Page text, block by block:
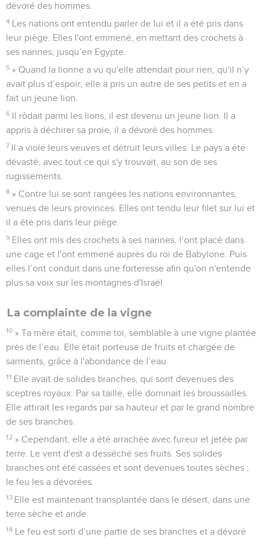
dévoré des hommes.
4 Les nations ont entendu parler de lui et il a été pris dans
leur piège. Elles l'ont emmené, en mettant des crochets à
ses narines, jusqu’en Egypte.
5 » Quand la lionne a vu qu'elle attendait pour rien, qu'il n’y
avait plus d’espoir, elle a pris un autre de ses petits et en a
fait un jeune lion.
6 Il rôdait parmi les lions, il est devenu un jeune lion. Il a
appris à déchirer sa proie, il a dévoré des hommes.
7 Il a violé leurs veuves et détruit leurs villes. Le pays a été
dévasté, avec tout ce qui s'y trouvait, au son de ses
rugissements.
8 » Contre lui se sont rangées les nations environnantes,
venues de leurs provinces. Elles ont tendu leur filet sur lui et
il a été pris dans leur piège.
9 Elles ont mis des crochets à ses narines, l’ont placé dans
une cage et l'ont emmené auprès du roi de Babylone. Puis
elles l’ont conduit dans une forteresse afin qu'on n'entende
plus sa voix sur les montagnes d'Israël.
La complainte de la vigne
10 » Ta mère était, comme toi, semblable à une vigne plantée
près de l’eau. Elle était porteuse de fruits et chargée de
sarments, grâce à l'abondance de l’eau.
11 Elle avait de solides branches, qui sont devenues des
sceptres royaux. Par sa taille, elle dominait les broussailles.
Elle attirait les regards par sa hauteur et par le grand nombre
de ses branches.
12 » Cependant, elle a été arrachée avec fureur et jetée par
terre. Le vent d'est a desséché ses fruits. Ses solides
branches ont été cassées et sont devenues toutes sèches ;
le feu les a dévorées.
13 Elle est maintenant transplantée dans le désert, dans une
terre sèche et aride.
14 Le feu est sorti d’une partie de ses branches et a dévoré